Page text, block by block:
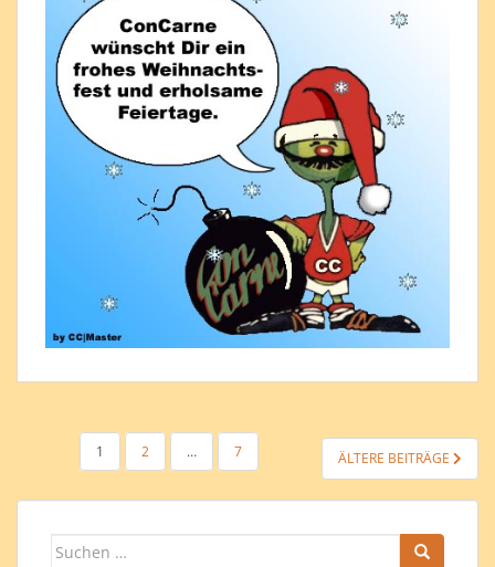
SEITENNUMMERIERUNG
BEITRÄGE
1 2 … 7 ÄLTERE BEITRÄGE
Suchen